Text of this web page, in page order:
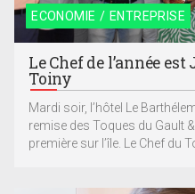
ECONOMIE / ENTREPRISE
Le Chef de l’année
Toiny
Mardi soir, l’hôtel Le
remise des Toques du Gault
première sur l’île. Le Chef du